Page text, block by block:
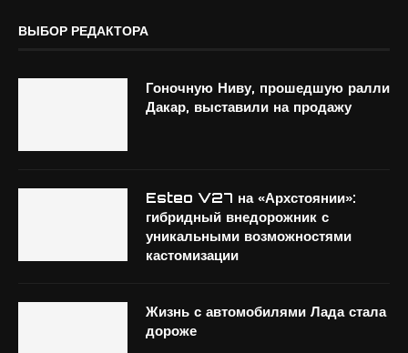
ВЫБОР РЕДАКТОРА
Гоночную Ниву, прошедшую ралли
Дакар, выставили на продажу
Esteo V27 на «Архстоянии»:
гибридный внедорожник с
уникальными возможностями
кастомизации
Жизнь с автомобилями Лада стала
дороже